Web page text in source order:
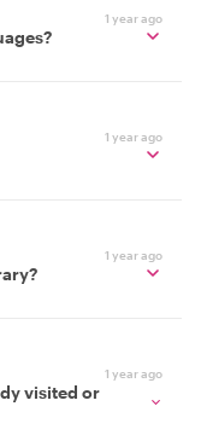
1 year ago
1 year ago
1 year ago
1 year ago
visited or